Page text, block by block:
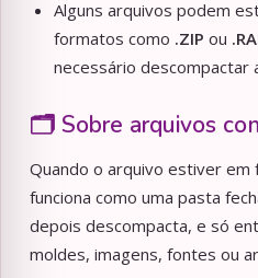
Alguns arquivos podem
formatos como .ZIP ou
necessário descompactar
🗂️ Sobre arquivos
Quando o arquivo estiver em
funciona como uma pasta
depois descompacta, e só
moldes, imagens, fontes ou